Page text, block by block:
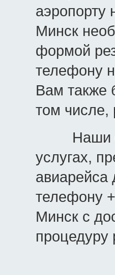
аэропорту
Минск
формой
телефону
Вам также
том числе,
Наши
услугах,
авиарейса
телефону
Минск с
процедуру